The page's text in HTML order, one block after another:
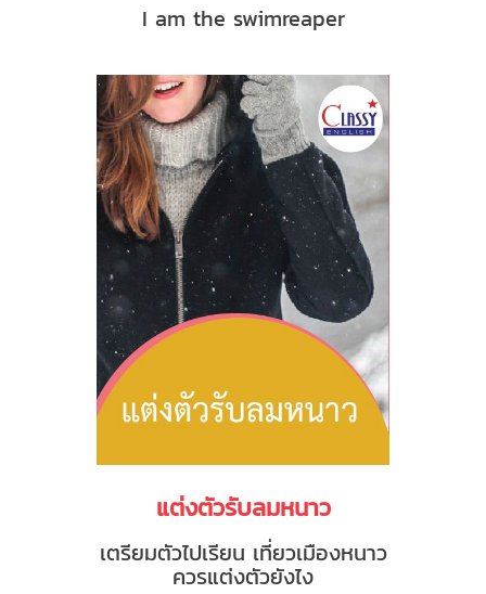
I am the swimreaper
แต่งตัวรับลมหนาว
เตรียมตัวไปเรียน เที่ยวเมืองหนาว
ควรแต่งตัวยังไง